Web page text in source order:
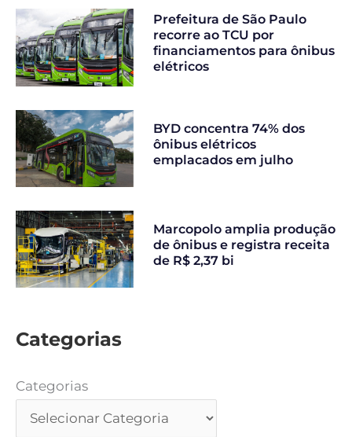
Prefeitura de São Paulo
recorre ao TCU por
financiamentos para ônibus
elétricos
BYD concentra 74% dos
ônibus elétricos
emplacados em julho
Marcopolo amplia produção
de ônibus e registra receita
de R$ 2,37 bi
Categorias
Categorias